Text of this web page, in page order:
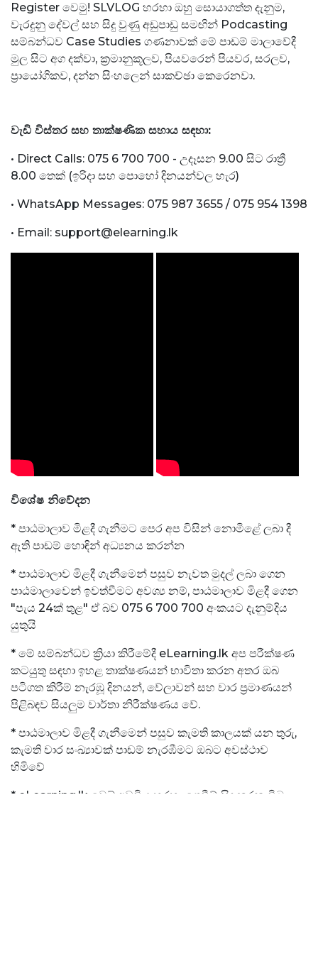
Register වෙමු! SLVLOG හරහා ඔහු සොයාගත්ත දැනුම,
වැරදුනු දේවල් සහ සිදු වුණු අඩුපාඩු සමඟින් Podcasting
සම්බන්ධව Case Studies ගණනාවක් මේ පාඩම් මාලාවේදී
මුල සිට අග දක්වා, ක්‍රමානුකූලව, පියවරෙන් පියවර, සරලව,
ප්‍රායෝගිකව, දන්න සිංහලෙන් සාකච්ඡා කෙරෙනවා.
වැඩි විස්තර සහ තාක්ෂණික සහාය සඳහා:
• Direct Calls: 075 6 700 700 - උදෑසන 9.00 සිට රාත්‍රී
8.00 තෙක් (ඉරිදා සහ පොහෝ දිනයන්වල හැර)
• WhatsApp Messages: 075 987 3655 / 075 954 1398
• Email: support@elearning.lk
විශේෂ නිවේදන
* පාඨමාලාව මිළදී ගැනීමට පෙර අප විසින් නොමිළේ ලබා දී
ඇති පාඩම් හොඳින් අධ්‍යනය කරන්න
* පාඨමාලාව මිළදී ගැනීමෙන් පසුව නැවත මුදල් ලබා ගෙන
පාඨමාලාවෙන් ඉවත්වීමට අවශ්‍ය නම්, පාඨමාලාව මිළදී ගෙන
"පැය 24ක් තුළ" ඒ බව 075 6 700 700 අංකයට දැනුම්දිය
යුතුයි
* මේ සම්බන්ධව ක්‍රියා කිරීමේදී eLearning.lk අප පරීක්ෂණ
කටයුතු සඳහා ඉහළ තාක්ෂණයන් භාවිතා කරන අතර ඔබ
පටිගත කිරීම් නැරඹූ දිනයන්, වේලාවන් සහ වාර ප්‍රමාණයන්
පිළිබඳව සියලුම වාර්තා නිරීක්ෂණය වේ.
* පාඨමාලාව මිළදී ගැනීමෙන් පසුව කැමති කාලයක් යන තුරු,
කැමති වාර සංඛ්‍යාවක් පාඩම් නැරඹීමට ඔබට අවස්ථාව
හිමිවේ
* eLearning.lk වෙබ් අඩවිය හරහා ගෙවීම් සිදු කරන විට